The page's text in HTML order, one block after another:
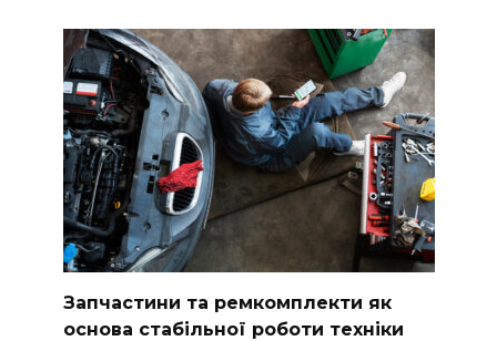
Запчастини та ремкомплекти як
основа стабільної роботи техніки